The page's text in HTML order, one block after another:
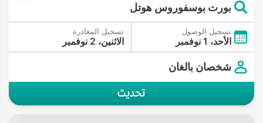
بورت بوسفوروس هوتل
تسجيل الوصول
الأحد، 1 نوفمبر
تسجيل المغادرة
الاثنين، 2 نوفمبر
شخصان بالغان
تحديث